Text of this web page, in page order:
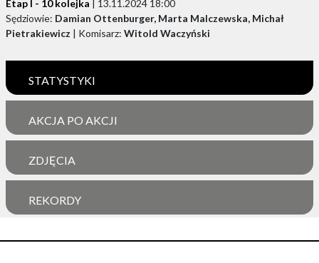
Etap I - 10 kolejka | 13.11.2024 18:00
Sędziowie: Damian Ottenburger, Marta Malczewska, Michał
Pietrakiewicz | Komisarz: Witold Waczyński
STATYSTYKI
AKCJA PO AKCJI
ZDJĘCIA
REKORDY